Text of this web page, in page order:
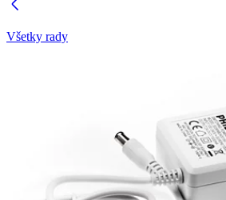
Všetky rady